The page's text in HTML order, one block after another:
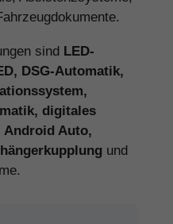
sind LED-
DSG-Automatik,
digitales
Android Auto,
und